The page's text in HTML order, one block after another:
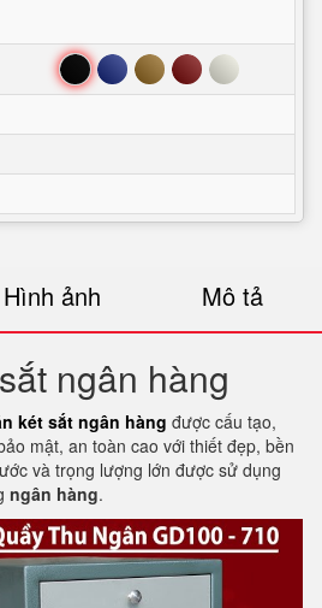
Đen Xanh Nâu Đỏ Trắng
Hình ảnh Mô tả
ngân hàng
két sắt ngân hàng được cấu tạo,
mật, an toàn cao với thiết đẹp, bền
và trọng lượng lớn được sử dụng
ngân hàng.